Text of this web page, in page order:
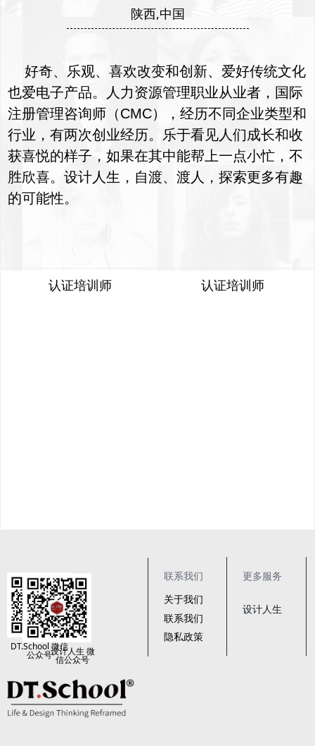
陕西,中国
好奇、乐观、喜欢改变和创新、爱好传统文化
也爱电子产品。人力资源管理职业从业者，国际
注册管理咨询师（CMC），经历不同企业类型和
行业，有两次创业经历。乐于看见人们成长和收
获喜悦的样子，如果在其中能帮上一点小忙，不
胜欣喜。设计人生，自渡、渡人，探索更多有趣
的可能性。
北京，中国
北京，中国
认证培训师
认证培训师
联系我们
关于我们
联系我们
隐私政策
更多服务
设计人生
DT.School 微信
公众号设计人生 微
信公众号